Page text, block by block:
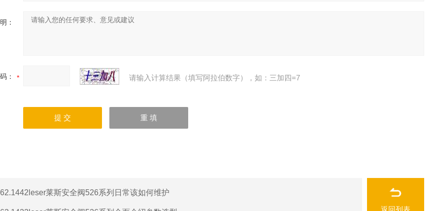
：
： 请输入计算结果（填写阿拉伯数字），如：三加四=7
莱斯安全阀526系列日常该如何维护
返回列表